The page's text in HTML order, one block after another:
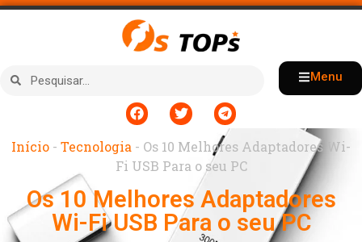
Menu
Início - Tecnologia - Os 10 Melhores Adaptadores Wi-
Fi USB Para o seu PC
Os 10 Melhores Adaptadores
Wi-Fi USB Para o seu PC